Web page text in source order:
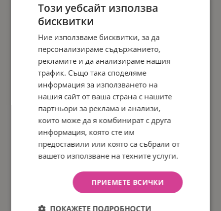
Този уебсайт използва
бисквитки
Ние използваме бисквитки, за да
персонализираме съдържанието,
рекламите и да анализираме нашия
трафик. Също така споделяме
информация за използването на
нашия сайт от ваша страна с нашите
партньори за реклама и анализи,
които може да я комбинират с друга
информация, която сте им
предоставили или която са събрали от
вашето използване на техните услуги.
ПРИЕМЕТЕ ВСИЧКИ
ПОКАЖЕТЕ ПОДРОБНОСТИ